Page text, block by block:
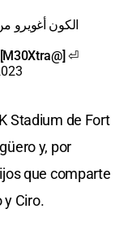
الكون
⏎ [
@M30Xtra
]
Stadium de Fort
y, por
que comparte
y Ciro.